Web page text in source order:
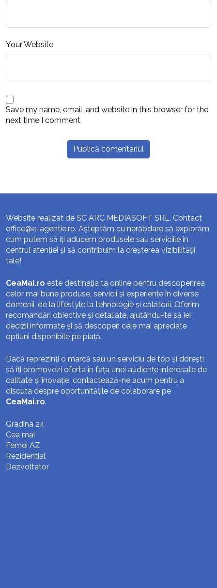
Your Website
Save my name, email, and website in this browser for the
next time I comment.
Website realizat de SC ARC MEDIASOFT SRL. Contact
office@e-agentie.ro. Așteptăm cu nerăbdare să explorăm
cum putem să îți aducem produsele sau serviciile în
centrul atenției și să contribuim la creșterea vizibilității
tale!
CeaMai.ro este destinația ta online pentru descoperirea
celor mai bune produse, servicii și experiențe în diverse
domenii, de la lifestyle la tehnologie și călătorii. Oferim
recomandări obiective și detaliate, ajutându-te să iei
decizii informate și să descoperi cele mai apreciate
opțiuni disponibile pe piață.
Dacă reprezinți o marcă sau un serviciu de top și dorești
să îți promovezi oferta în fața unei audiențe interesate de
calitate și inovație, contactează-ne acum pentru a
discuta despre oportunitățile de colaborare pe
CeaMai.ro.
Gradina 24
Cea mai
Femei AZ
Rezidential
Dezvoltator